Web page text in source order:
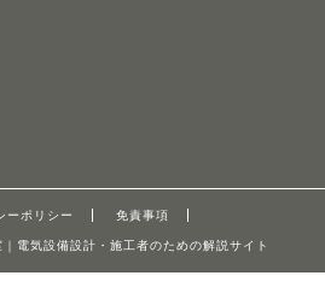
ーポリシー 免責事項
電気設備設計・施工者のための解説サイト